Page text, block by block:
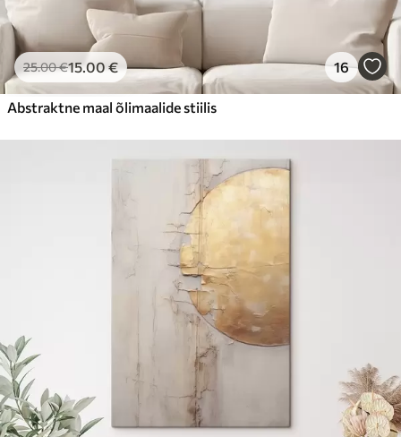
25.00€15.00€ 16
Abstraktne maal õlimaalide stiilis